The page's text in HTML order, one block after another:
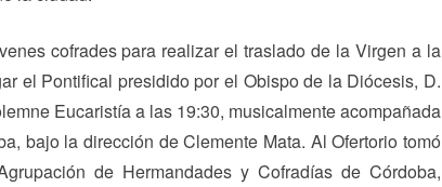
cofrades para realizar el traslado de la Virgen a la
el Pontifical presidido por el Obispo de la Diócesis, D.
Eucaristía a las 19:30, musicalmente acompañada
bajo la dirección de Clemente Mata. Al Ofertorio tomó
de Hermandades y Cofradías de Córdoba,